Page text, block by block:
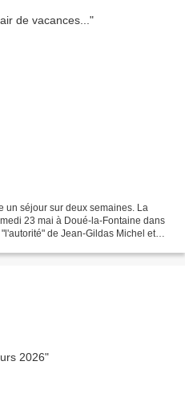
un séjour sur deux semaines. La
23 mai à Doué-la-Fontaine dans
de Jean-Gildas Michel et